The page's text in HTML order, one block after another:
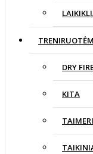
DRY
KITA